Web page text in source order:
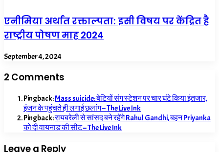
एनीमिया अर्थात रक्ताल्पता: इसी विषय पर केंद्रित है
राष्ट्रीय पोषण माह 2024
September 4, 2024
2 Comments
Pingback:Mass suicide: बेटियों संग स्टेशन पर चार घंटे किया इंतजार,
इंजन के पहुंचते ही लगाई छलांग – The Live Ink
Pingback:रायबरेली से सांसद बने रहेंगे Rahul Gandhi, बहन Priyanka
को दी वायनाड की सीट – The Live Ink
Leave a Reply